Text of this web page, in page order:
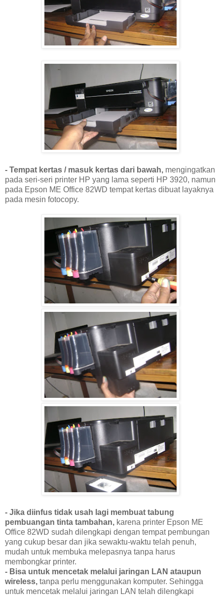
- Tempat kertas / masuk kertas dari bawah, mengingatkan
pada seri-seri printer HP yang lama seperti HP 3920, namun
pada Epson ME Office 82WD tempat kertas dibuat layaknya
pada mesin fotocopy.
- Jika diinfus tidak usah lagi membuat tabung
pembuangan tinta tambahan, karena printer Epson ME
Office 82WD sudah dilengkapi dengan tempat pembungan
yang cukup besar dan jika sewaktu-waktu telah penuh,
mudah untuk membuka melepasnya tanpa harus
membongkar printer.
- Bisa untuk mencetak melalui jaringan LAN ataupun
wireless, tanpa perlu menggunakan komputer. Sehingga
untuk mencetak melalui jaringan LAN telah dilengkapi